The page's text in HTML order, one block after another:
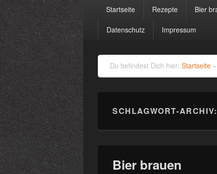
Startseite Rezepte Bier
Datenschutz Impressum
Du befindest Dich hier: Startseite »
SCHLAGWORT-ARCHIV:
Bier brauen